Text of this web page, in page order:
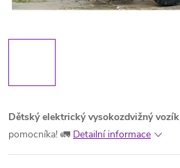
Dětský elektrický vysokozdvižný vozík
pomocníka! 🚛 Detailní informace